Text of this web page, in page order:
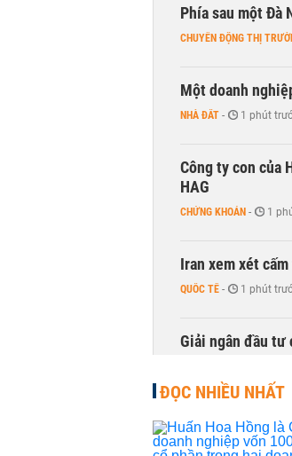
Phía sau một Đà
CHUYỂN ĐỘNG THỊ
Một doanh
NHÀ ĐẤT - 1 phút
Công ty con của
HAG
CHỨNG KHOÁN - 1
Iran xem xét
QUỐC TẾ - 1 phút
Giải ngân đầu tư
Sản lượng thép
HÀNG HÓA - 1 phút
ĐỌC NHIỀU NHẤT